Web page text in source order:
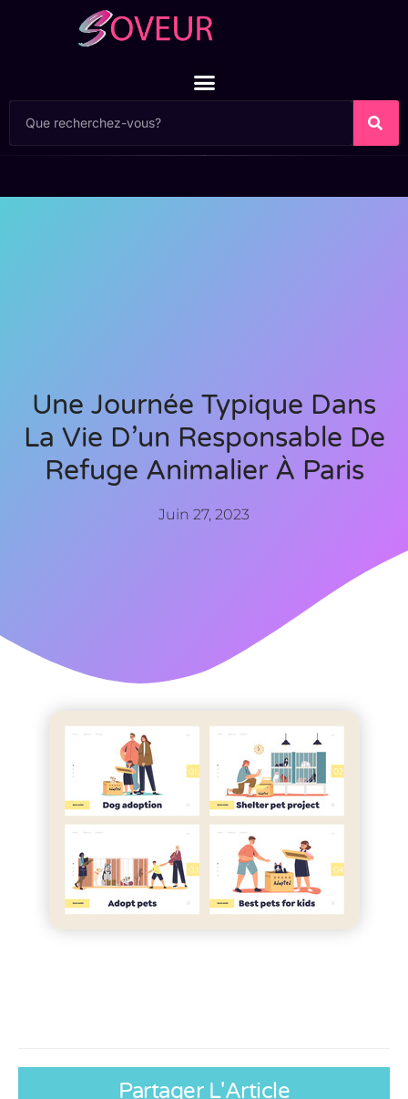
Une Journée Typique Dans
La Vie D’un Responsable De
Refuge Animalier À Paris
Juin 27, 2023
Partager L'Article